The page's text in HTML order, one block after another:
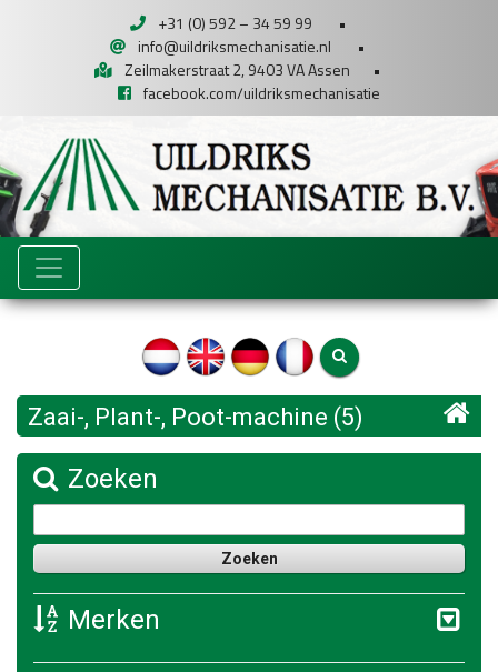
+31 (0) 592 – 34 59 99
•
info@uildriksmechanisatie.nl
•
Zeilmakerstraat 2, 9403 VA Assen
•
facebook.com/uildriksmechanisatie
Zaai-, Plant-, Poot-machine (5)
Zoeken
Merken